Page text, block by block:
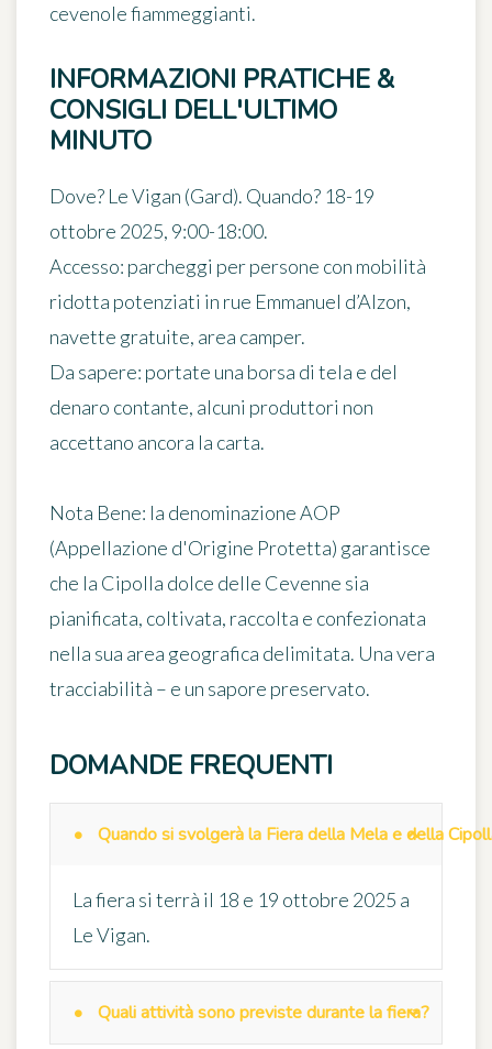
cevenole fiammeggianti.
INFORMAZIONI PRATICHE &
CONSIGLI DELL'ULTIMO
MINUTO
Dove? Le Vigan (Gard). Quando? 18-19
ottobre 2025, 9:00-18:00.
Accesso: parcheggi per persone con mobilità
ridotta potenziati in rue Emmanuel d’Alzon,
navette gratuite, area camper.
Da sapere: portate una borsa di tela e del
denaro contante, alcuni produttori non
accettano ancora la carta.
Nota Bene: la denominazione AOP
(Appellazione d'Origine Protetta) garantisce
che la Cipolla dolce delle Cevenne sia
pianificata, coltivata, raccolta e confezionata
nella sua area geografica delimitata. Una vera
tracciabilità – e un sapore preservato.
DOMANDE FREQUENTI
Quando si svolgerà la Fiera della Mela e della
La fiera si terrà il 18 e 19 ottobre 2025 a
Le Vigan.
Quali attività sono previste durante la fiera?